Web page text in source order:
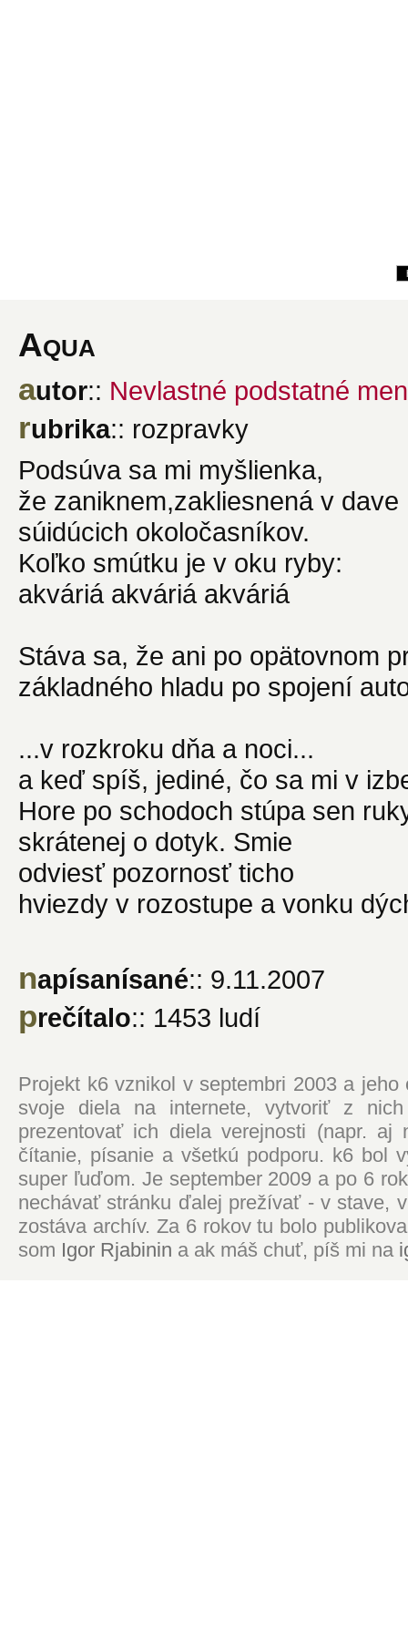
Aqua
autor:: Nevlastné podstatné
rubrika:: rozpravky
Podsúva sa mi myšlienka,
že zaniknem,zakliesnená v dave
súidúcich okoločasníkov.
Koľko smútku je v oku ryby:
akváriá akváriá akváriá
Stáva sa, že ani po opätovnom
základného hladu po spojení
...v rozkroku dňa a noci...
a keď spíš, jediné, čo sa mi v
Hore po schodoch stúpa sen
skrátenej o dotyk. Smie
odviesť pozornosť ticho
hviezdy v rozostupe a vonku
napísanísané:: 9.11.2007
prečítalo:: 1453 ludí
Projekt k6 vznikol v septembri 2003 a
svoje diela na internete, vytvoriť z
prezentovať ich diela verejnosti (napr. aj
čítanie, písanie a všetkú podporu. k6 bol
super ľuďom. Je september 2009 a po 6
nechávať stránku ďalej prežívať - v stave,
zostáva archív. Za 6 rokov tu bolo
som Igor Rjabinin a ak máš chuť, píš mi na